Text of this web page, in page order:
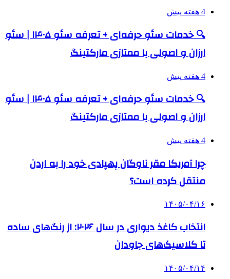
4 هفته پیش
🔍 خدمات سئو حرفه‌ای + تعرفه سئو ۱۴۰۵ | سئو
ارزان و اصولی با ممتازی مارکتینگ
4 هفته پیش
🔍 خدمات سئو حرفه‌ای + تعرفه سئو ۱۴۰۵ | سئو
ارزان و اصولی با ممتازی مارکتینگ
4 هفته پیش
چرا آمریکا مقر ناوگان پهپادی خود را به اردن
منتقل کرده است؟
۱۴۰۵/۰۴/۱۶
انتخاب کاغذ دیواری در سال ۲۰۲۶: از رنگ‌های ساده
تا کلاسیک‌های جاودان
۱۴۰۵/۰۴/۱۴